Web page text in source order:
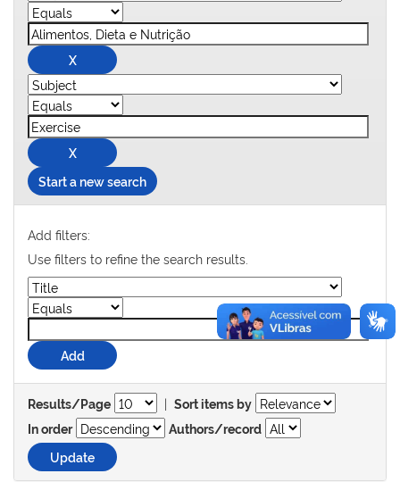
Start a new search
Add filters:
Use filters to refine the search results.
Results/Page | Sort items by
In order
Authors/record